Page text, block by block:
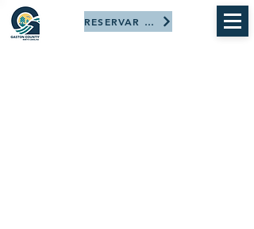
RESERVAR AHORA